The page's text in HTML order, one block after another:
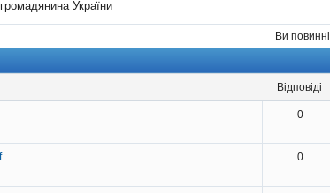
України
Ви повинні
відповіді
0
0